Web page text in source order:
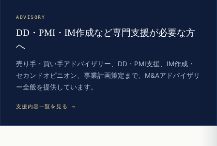
ADVISORY
DD・PMI・IM作成など専門支援が必要な方
へ
売り手・買い手アドバイザリー、DD・PMI支援、IM作成・
セカンドオピニオン、事業計画策定まで、M&Aアドバイザリ
ー全般を提供しています。
支援内容一覧を見る →